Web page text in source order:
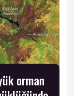
orman